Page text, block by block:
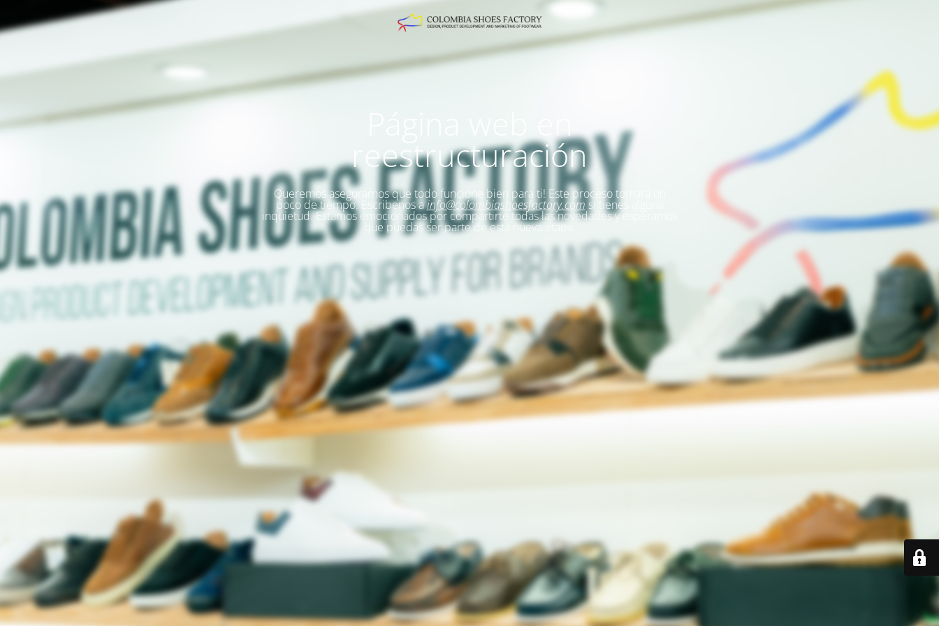
Página web en
reestructuración
Queremos asegurarnos que todo funcione bien para ti! Este proceso tomará un
poco de tiempo. Escribenos ainfo@colombiashoesfactory.com si tienes alguna
inquietud.Estamos emocionados por compartirte todas las novedades y esperamos
que puedas ser parte de esta nueva etapa.